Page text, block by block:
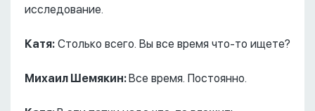
исследование.
Катя: Столько всего. Вы все время что-то ищете?
Михаил Шемякин: Все время. Постоянно.